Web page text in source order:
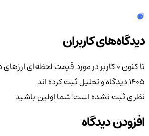
دیدگاه‌های کاربران
تا کنون 0 کاربر در مورد
1405دیدگاه و تحلیل ثبت کرده اند
نظری ثبت نشده است!شما اولین باشید
افزودن دیدگاه